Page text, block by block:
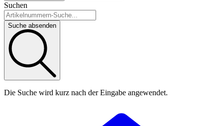
Suchen
Suche absenden
Die Suche wird kurz nach der Eingabe angewendet.